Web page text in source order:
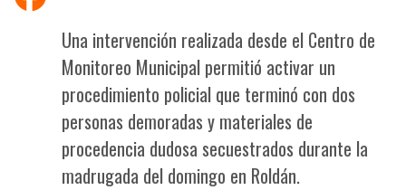
Una intervención realizada desde el Centro de
Monitoreo Municipal permitió activar un
procedimiento policial que terminó con dos
personas demoradas y materiales de
procedencia dudosa secuestrados durante la
madrugada del domingo en Roldán.